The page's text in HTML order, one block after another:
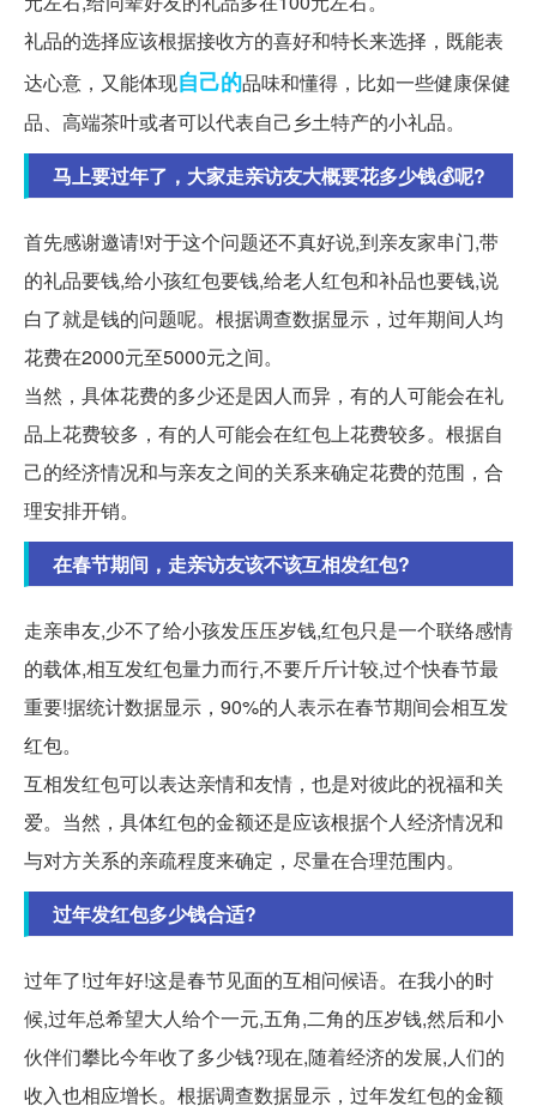
礼品的选择应该根据接收方的喜好和特长来选择，既能表
达心意，又能体现自己的品味和懂得，比如一些健康保健
品、高端茶叶或者可以代表自己乡土特产的小礼品。
马上要过年了，大家走亲访友大概要花多少钱💰呢?
首先感谢邀请!对于这个问题还不真好说,到亲友家串门,带
的礼品要钱,给小孩红包要钱,给老人红包和补品也要钱,说
白了就是钱的问题呢。根据调查数据显示，过年期间人均
花费在2000元至5000元之间。
当然，具体花费的多少还是因人而异，有的人可能会在礼
品上花费较多，有的人可能会在红包上花费较多。根据自
己的经济情况和与亲友之间的关系来确定花费的范围，合
理安排开销。
在春节期间，走亲访友该不该互相发红包?
走亲串友,少不了给小孩发压压岁钱,红包只是一个联络感情
的载体,相互发红包量力而行,不要斤斤计较,过个快春节最
重要!据统计数据显示，90%的人表示在春节期间会相互发
红包。
互相发红包可以表达亲情和友情，也是对彼此的祝福和关
爱。当然，具体红包的金额还是应该根据个人经济情况和
与对方关系的亲疏程度来确定，尽量在合理范围内。
过年发红包多少钱合适?
过年了!过年好!这是春节见面的互相问候语。在我小的时
候,过年总希望大人给个一元,五角,二角的压岁钱,然后和小
伙伴们攀比今年收了多少钱?现在,随着经济的发展,人们的
收入也相应增长。根据调查数据显示，过年发红包的金额